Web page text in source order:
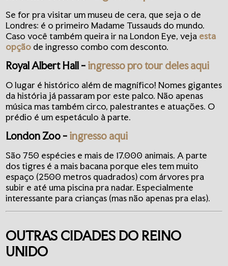
Se for pra visitar um museu de cera, que seja o de
Londres: é o primeiro Madame Tussauds do mundo.
Caso você também queira ir na London Eye, veja esta
opção de ingresso combo com desconto.
Royal Albert Hall - ingresso pro tour deles aqui
O lugar é histórico além de magnífico! Nomes gigantes
da história já passaram por este palco. Não apenas
música mas também circo, palestrantes e atuações. O
prédio é um espetáculo à parte.
London Zoo - ingresso aqui
São 750 espécies e mais de 17.000 animais. A parte
dos tigres é a mais bacana porque eles tem muito
espaço (2500 metros quadrados) com árvores pra
subir e até uma piscina pra nadar. Especialmente
interessante para crianças (mas não apenas pra elas).
OUTRAS CIDADES DO REINO
UNIDO